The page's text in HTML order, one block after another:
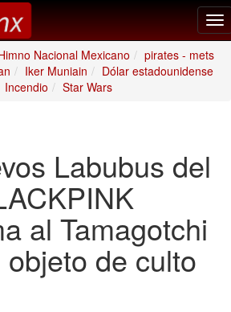
Nacional Mexicano
pirates - mets
Iker Muniain
Dólar estadounidense
Incendio
Star Wars
Labubus del
al Tamagotchi
de culto